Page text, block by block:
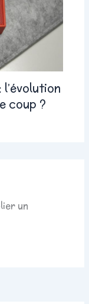
coup ?
un